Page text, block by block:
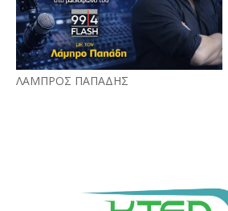
ΛΑΜΠΡΟΣ ΠΑΠΑΔΗΣ